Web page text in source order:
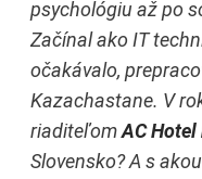
psychológiu až po
Začínal ako IT
očakávalo,
Kazachastane. V
riaditeľomAC
Slovensko? A s